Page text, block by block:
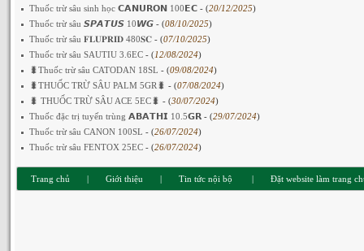
Thuốc trừ sâu sinh học 𝗖𝗔𝗡𝗨𝗥𝗢𝗡 100𝗘𝗖 - (20/12/2025)
Thuốc trừ sâu 𝙎𝙋𝘼𝙏𝙐𝙎 10𝙒𝙂 - (08/10/2025)
Thuốc trừ sâu 𝐅𝐋𝐔𝐏𝐑𝐈𝐃 480𝐒𝐂 - (07/10/2025)
Thuốc trừ sâu SAUTIU 3.6EC - (12/08/2024)
🐛Thuốc trừ sâu CATODAN 18SL - (09/08/2024)
🐛THUỐC TRỪ SÂU PALM 5GR🐛 - (07/08/2024)
🐛 THUỐC TRỪ SÂU ACE 5EC🐛 - (30/07/2024)
Thuốc đặc trị tuyến trùng 𝗔𝗕𝗔𝗧𝗛𝗜 10.5𝗚𝗥 - (29/07/2024)
Thuốc trừ sâu CANON 100SL - (26/07/2024)
Thuốc trừ sâu FENTOX 25EC - (26/07/2024)
Trang chủ | Giới thiệu | Tin tức nội bộ | Đặt website làm trang